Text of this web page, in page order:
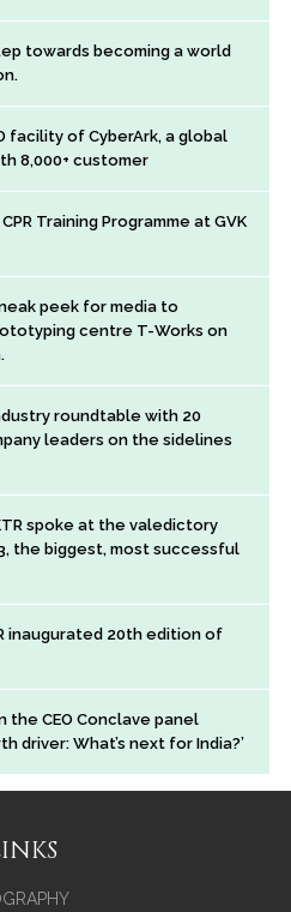
towards becoming a world
facility of CyberArk, a global
8,000+ customer
Training Programme at GVK
peek for media to
centre T-Works on
roundtable with 20
leaders on the sidelines
spoke at the valedictory
the biggest, most successful
inaugurated 20th edition of
the CEO Conclave panel
driver: What’s next for India?’